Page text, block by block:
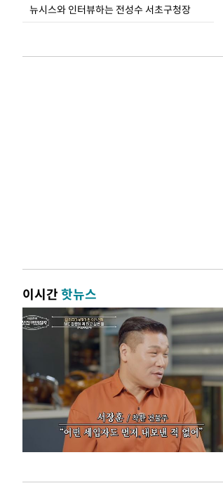
뉴시스와 인터뷰하는 전성수 서초구청장
이시간핫뉴스